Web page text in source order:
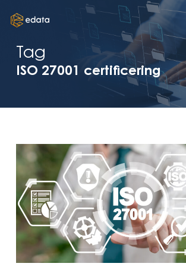
content
Tag
ISO 27001 certificering